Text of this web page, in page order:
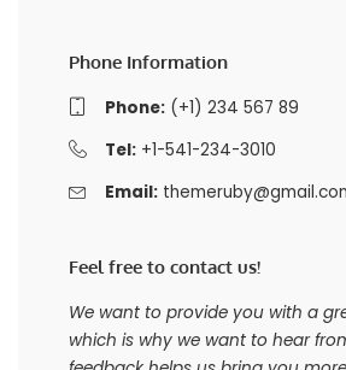
Phone Information
Phone:(+1) 234 567 89
Tel:+1-541-234-3010
Email:
Feel free to contact us!
We want to provide you with a
which is why we want to hear